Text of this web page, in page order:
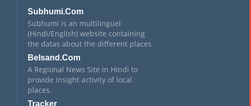
Subhumi.Com
Subhumi is an multilinguel
(Hindi/English) website containing
the datas about the different places
Belsand.Com
A Regional News Site in Hindi to
provide insight activity of local
places.
Tracker